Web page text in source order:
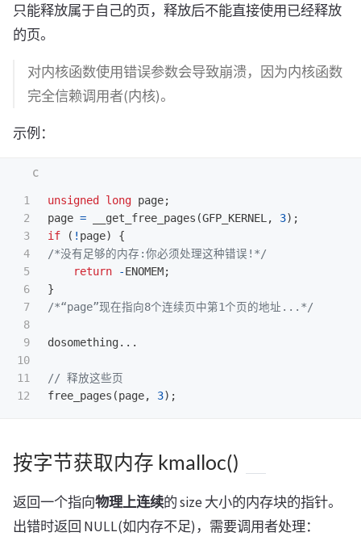
只能释放属于自己的页，释放后不能直接使用已经释放
的页。
对内核函数使用错误参数会导致崩溃，因为内核函数
完全信赖调用者(内核)。
示例：
1
2
3
4
5
6
7
8
9
10
11
unsigned long page;
page = __get_free_pages (GFP_KERNEL , 3);
if
( ! page)
{
/*没有足够的内存:你必须处理这种错误!*/
return
-ENOMEM;
}
/*“page”现在指向8个连续页中第1个页的地址...*/
dosomething...
// 释放这些页
free_pages (page, 3);
按字节获取内存 kmalloc()
返回一个指向物理上连续的 size 大小的内存块的指针。
出错时返回 NULL(如内存不足)，需要调用者处理：